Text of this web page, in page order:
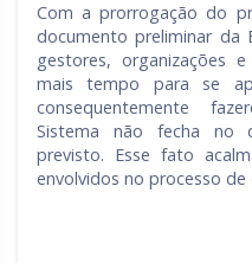
Com a prorrogação do
documento preliminar da
gestores, organizações
mais tempo para se
consequentemente
Sistema não fecha no
previsto. Esse fato
envolvidos no processo de